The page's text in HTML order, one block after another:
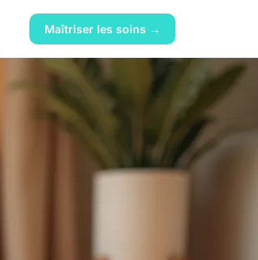
Maîtriser les soins →